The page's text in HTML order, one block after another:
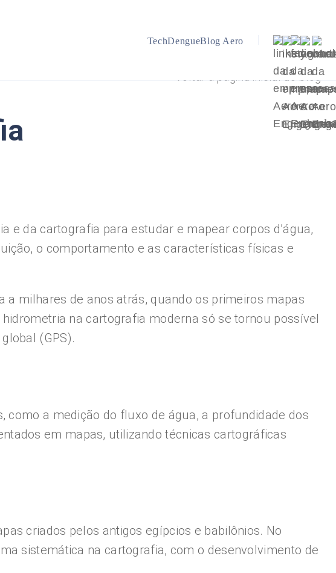
TechDengueBlog Aero
Voltar a página inicial do blog
da cartografia para estudar e mapear corpos d’água,
o comportamento e as características físicas e
milhares de anos atrás, quando os primeiros mapas
na cartografia moderna só se tornou possível
(GPS).
a medição do fluxo de água, a profundidade dos
em mapas, utilizando técnicas cartográficas
criados pelos antigos egípcios e babilônios. No
sistemática na cartografia, com o desenvolvimento de